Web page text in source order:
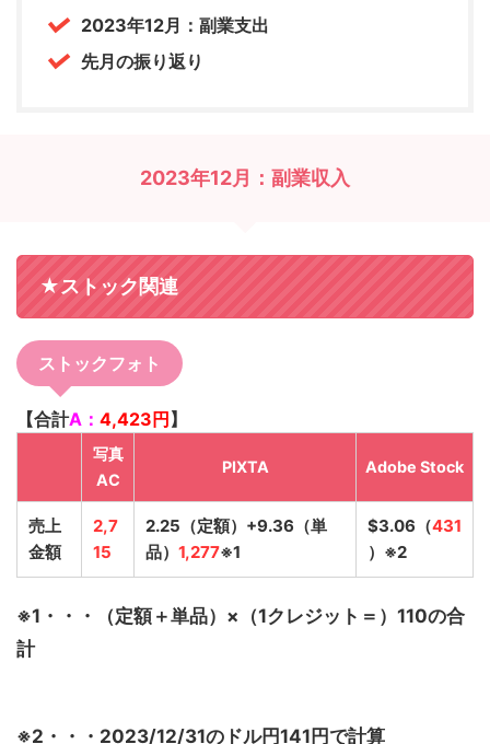
2023年12月：副業支出
先月の振り返り
2023年12月：副業収入
★ストック関連
ストックフォト
【合計A： 4,423 円 】
写真
AC
PIXTA Adobe Stock
売上
金額
2,7
15
2.25（定額）+9.36（単
品） 1,277※1
$3.06（431
）※2
※1・・・（定額＋単品）×（1クレジット＝）110の合
計
※2・・・2023/12/31のドル円141円で計算